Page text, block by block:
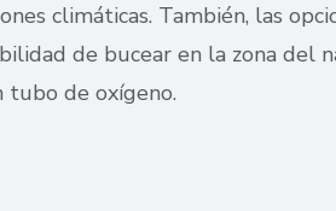
climáticas. También, las
de bucear en la zona del
tubo de oxígeno.